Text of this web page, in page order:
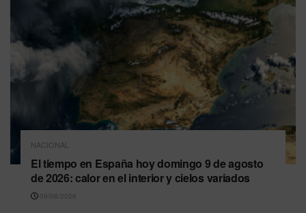
NACIONAL
El tiempo en España hoy domingo 9 de agosto
de 2026: calor en el interior y cielos variados
09/08/2026